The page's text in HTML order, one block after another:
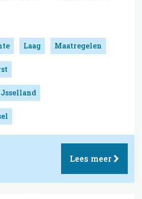
Laag Maatregelen
Lees meer